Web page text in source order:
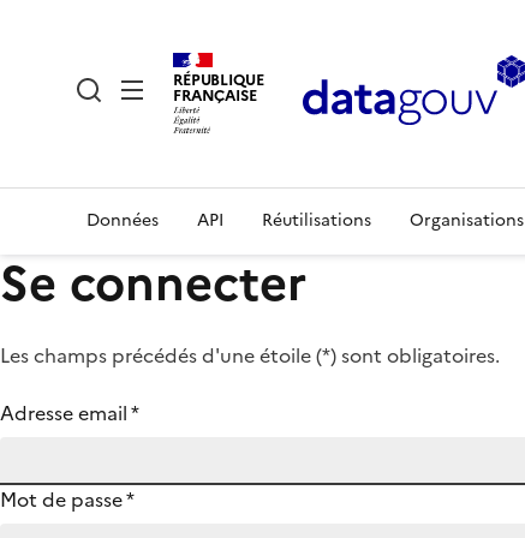
RÉPUBLIQUE
FRANÇAISE
Données API Réutilisations Organisations
Se connecter
Les champs précédés d'une étoile (*) sont obligatoires.
Adresse email*
Mot de passe*